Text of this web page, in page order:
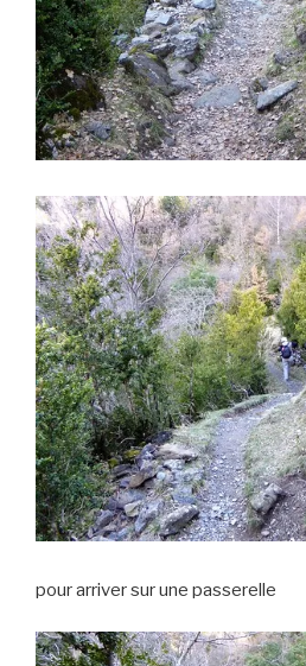
pour arriver sur une passerelle